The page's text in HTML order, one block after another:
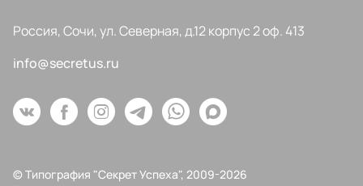
Россия, Сочи, ул. Северная, д.12 корпус 2 оф. 413
info@secretus.ru
© Типография "Секрет Успеха", 2009-2026